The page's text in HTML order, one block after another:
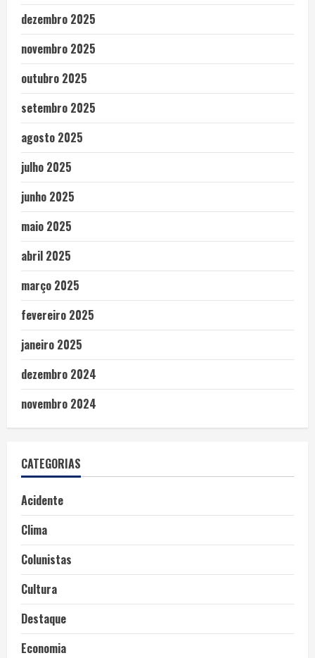
dezembro 2025
novembro 2025
outubro 2025
setembro 2025
agosto 2025
julho 2025
junho 2025
maio 2025
abril 2025
março 2025
fevereiro 2025
janeiro 2025
dezembro 2024
novembro 2024
CATEGORIAS
Acidente
Clima
Colunistas
Cultura
Destaque
Economia